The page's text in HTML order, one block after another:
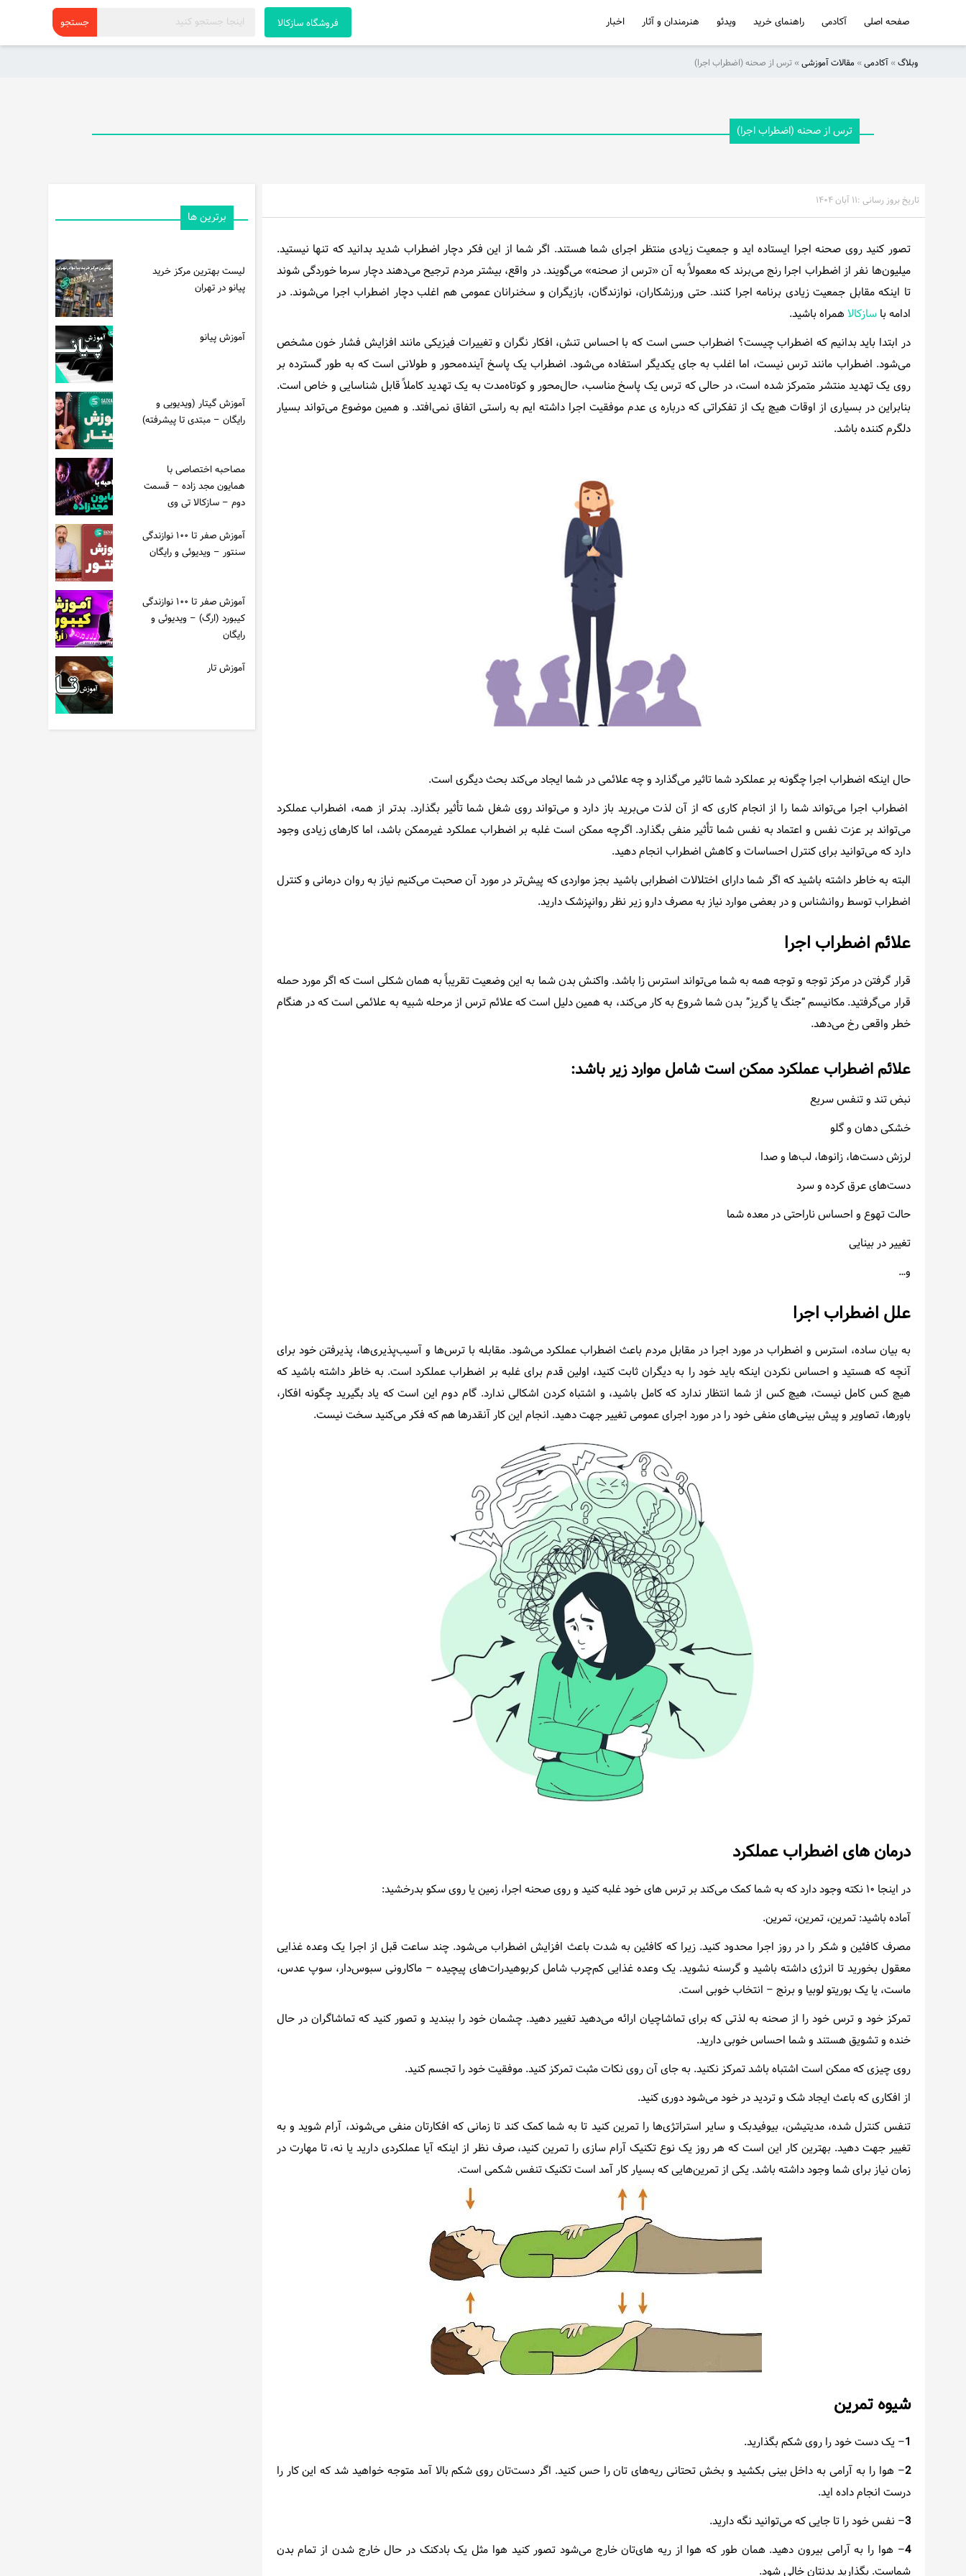
صفحه اصلی آکادمی راهنمای خرید ویدئو هنرمندان و آثار اخبار فروشگاه سازکالا
وبلاگ»آکادمی» مقالات آموزشی»ترس از صحنه (اضطراب اجرا)
ترس از صحنه (اضطراب اجرا)
تاریخ بروز رسانی :۱۱ آبان ۱۴۰۴
تصور کنید روی صحنه اجرا ایستاده اید و جمعیت زیادی منتظر اجرای شما هستند. اگر شما از این فکر دچار اضطراب شدید بدانید که تنها نیستید.
میلیون‌ها نفر از اضطراب اجرا رنج می‌برند که معمولاً به آن «ترس از صحنه» می‌گویند. در واقع، بیشتر مردم ترجیح می‌دهند دچار سرما خوردگی شوند
تا اینکه مقابل جمعیت زیادی برنامه اجرا کنند. حتی ورزشکاران، نوازندگان، بازیگران و سخنرانان عمومی هم اغلب دچار اضطراب اجرا می‌شوند. در
ادامه باسازکالا همراه باشید.
در ابتدا باید بدانیم که اضطراب چیست؟ اضطراب حسی است که با احساس تنش، افکار نگران و تغییرات فیزیکی مانند افزایش فشار خون مشخص
می‌شود. اضطراب مانند ترس نیست، اما اغلب به جای یکدیگر استفاده می‌شود. اضطراب یک پاسخ آینده‌محور و طولانی است که به طور گسترده بر
روی یک تهدید منتشر متمرکز شده است، در حالی که ترس یک پاسخ مناسب، حال‌محور و کوتاه‌مدت به یک تهدید کاملاً قابل شناسایی و خاص است.
بنابراین در بسیاری از اوقات هیچ یک از تفکراتی که درباره ی عدم موفقیت اجرا داشته ایم به راستی اتفاق نمی‌افتد. و همین موضوع می‌تواند بسیار
دلگرم کننده باشد.
حال اینکه اضطراب اجرا چگونه بر عملکرد شما تاثیر می‌گذارد و چه علائمی در شما ایجاد می‌کند بحث دیگری است.
اضطراب اجرا می‌تواند شما را از انجام کاری که از آن لذت می‌برید باز دارد و می‌تواند روی شغل شما تأثیر بگذارد. بدتر از همه، اضطراب عملکرد
می‌تواند بر عزت نفس و اعتماد به نفس شما تأثیر منفی بگذارد. اگرچه ممکن است غلبه بر اضطراب عملکرد غیرممکن باشد، اما کارهای زیادی وجود
دارد که می‌توانید برای کنترل احساسات و کاهش اضطراب انجام دهید.
البته به خاطر داشته باشید که اگر شما دارای اختلالات اضطرابی باشید بجز مواردی که پیش‌تر در مورد آن صحبت می‌کنیم نیاز به روان درمانی و کنترل
اضطراب توسط روانشناس و در بعضی موارد نیاز به مصرف دارو زیر نظر روانپزشک دارید.
علائم اضطراب اجرا
قرار گرفتن در مرکز توجه و توجه همه به شما می‌تواند استرس زا باشد. واکنش بدن شما به این وضعیت تقریباً به همان شکلی است که اگر مورد حمله
قرار می‌گرفتید. مکانیسم “جنگ یا گریز” بدن شما شروع به کار می‌کند، به همین دلیل است که علائم ترس از مرحله شبیه به علائمی است که در هنگام
خطر واقعی رخ می‌دهد.
علائم اضطراب عملکرد ممکن است شامل موارد زیر باشد:
نبض تند و تنفس سریع
خشکی دهان و گلو
لرزش دست‌ها، زانوها، لب‌ها و صدا
دست‌های عرق کرده و سرد
حالت تهوع و احساس ناراحتی در معده شما
تغییر در بینایی
و…
علل اضطراب اجرا
به بیان ساده، استرس و اضطراب در مورد اجرا در مقابل مردم باعث اضطراب عملکرد می‌شود. مقابله با ترس‌ها و آسیب‌پذیری‌ها، پذیرفتن خود برای
آنچه که هستید و احساس نکردن اینکه باید خود را به دیگران ثابت کنید، اولین قدم برای غلبه بر اضطراب عملکرد است. به خاطر داشته باشید که
هیچ کس کامل نیست، هیچ کس از شما انتظار ندارد که کامل باشید، و اشتباه کردن اشکالی ندارد. گام دوم این است که یاد بگیرید چگونه افکار،
باورها، تصاویر و پیش بینی‌های منفی خود را در مورد اجرای عمومی تغییر جهت دهید. انجام این کار آنقدرها هم که فکر می‌کنید سخت نیست.
درمان های اضطراب عملکرد
در اینجا ۱۰ نکته وجود دارد که به شما کمک می‌کند بر ترس های خود غلبه کنید و روی صحنه اجرا، زمین یا روی سکو بدرخشید:
آماده باشید: تمرین، تمرین، تمرین.
مصرف کافئین و شکر را در روز اجرا محدود کنید. زیرا که کافئین به شدت باعث افزایش اضطراب می‌شود. چند ساعت قبل از اجرا یک وعده غذایی
معقول بخورید تا انرژی داشته باشید و گرسنه نشوید. یک وعده غذایی کم‌چرب شامل کربوهیدرات‌های پیچیده – ماکارونی سبوس‌دار، سوپ عدس،
ماست، یا یک بوریتو لوبیا و برنج – انتخاب خوبی است.
تمرکز خود و ترس خود را از صحنه به لذتی که برای تماشاچیان ارائه می‌دهید تغییر دهید. چشمان خود را ببندید و تصور کنید که تماشاگران در حال
خنده و تشویق هستند و شما احساس خوبی دارید.
روی چیزی که ممکن است اشتباه باشد تمرکز نکنید. به جای آن روی نکات مثبت تمرکز کنید. موفقیت خود را تجسم کنید.
از افکاری که باعث ایجاد شک و تردید در خود می‌شود دوری کنید.
تنفس کنترل شده، مدیتیشن، بیوفیدبک و سایر استراتژی‌ها را تمرین کنید تا به شما کمک کند تا زمانی که افکارتان منفی می‌شوند، آرام شوید و به
تغییر جهت دهید. بهترین کار این است که هر روز یک نوع تکنیک آرام سازی را تمرین کنید، صرف نظر از اینکه آیا عملکردی دارید یا نه، تا مهارت در
زمان نیاز برای شما وجود داشته باشد. یکی از تمرین‌هایی که بسیار کار آمد است تکنیک تنفس شکمی است.
شیوه تمرین
1– یک دست خود را روی شکم بگذارید.
2– هوا را به آرامی به داخل بینی بکشید و بخش تحتانی ریه‌های تان را حس کنید. اگر دست‌تان روی شکم بالا آمد متوجه خواهید شد که این کار را
درست انجام داده اید.
3– نفس خود را تا جایی که می‌توانید نگه دارید.
4– هوا را به آرامی بیرون دهید. همان طور که هوا از ریه های‌تان خارج می‌شود تصور کنید هوا مثل یک بادکنک در حال خارج شدن از تمام بدن
شماست. بگذارید بدنتان خالی شود.
برترین ها
لیست بهترین مرکز خرید
پیانو در تهران
آموزش پیانو
آموزش گیتار (ویدیویی و
رایگان – مبتدی تا پیشرفته)
مصاحبه اختصاصی با
همایون مجد زاده – قسمت
دوم – سازکالا تی وی
آموزش صفر تا ۱۰۰ نوازندگی
سنتور – ویدیوئی و رایگان
آموزش صفر تا ۱۰۰ نوازندگی
کیبورد (ارگ) – ویدیوئی و
رایگان
آموزش تار